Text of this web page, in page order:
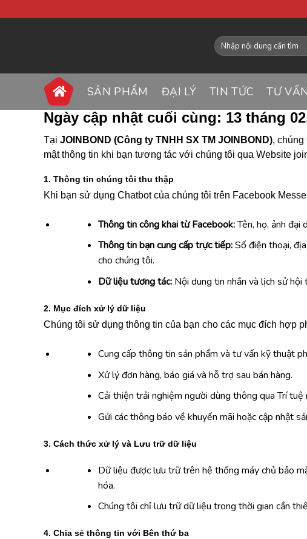
SẢN PHẨM ĐẠI LÝ TIN TỨC TƯ VẤN
Ngày cập nhật cuối cùng: 13 tháng
Tại JOINBOND (Công ty TNHH SX TM JOINBOND), chúng
mật thông tin khi bạn tương tác với chúng tôi qua Website
1. Thông tin chúng tôi thu thập
Khi bạn sử dụng Chatbot của chúng tôi trên Facebook
Thông tin công khai từ Facebook:Tên, họ, ảnh đại
Thông tin bạn cung cấp trực tiếp:Số điện thoại, địa
cho chúng tôi.
Dữ liệu tương tác:Nội dung tin nhắn và lịch sử hội
2. Mục đích xử lý dữ liệu
Chúng tôi sử dụng thông tin của bạn cho các mục đích hợp
Cung cấp thông tin sản phẩm và tư vấn kỹ thuật
Xử lý đơn hàng, báo giá và hỗ trợ sau bán hàng.
Cải thiện trải nghiệm người dùng thông qua Trí
Gửi các thông báo về khuyến mãi hoặc cập nhật
3. Cách thức xử lý và Lưu trữ dữ liệu
Dữ liệu được lưu trữ trên hệ thống máy chủ bảo
hóa.
Chúng tôi chỉ lưu trữ dữ liệu trong thời gian cần
4. Chia sẻ thông tin với Bên thứ ba